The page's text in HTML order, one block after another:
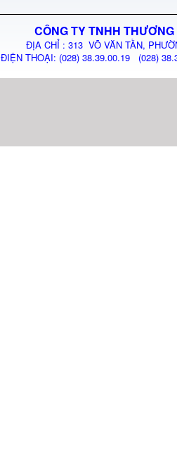
CÔNG TY TNHH
ĐỊA CHỈ : 313 VÕ VĂN TẦN,
ĐIỆN THOẠI: (028) 38.39.00.19 (028)